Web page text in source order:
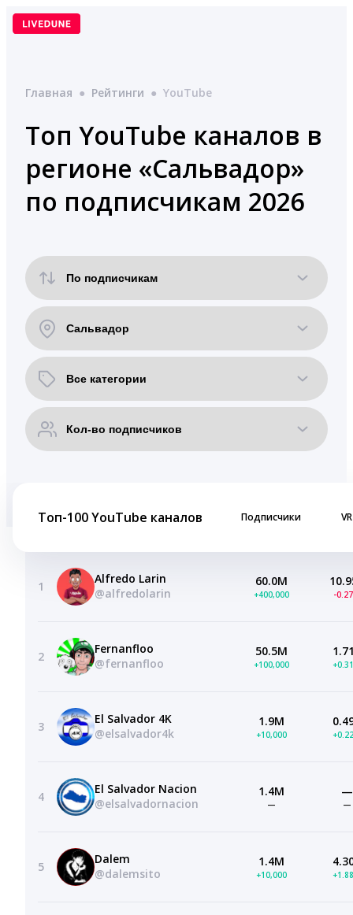
Перейти
Главная ● Рейтинги ● YouTube
Топ YouTube каналов в
регионе «Сальвадор»
по подписчикам 2026
Топ-100 YouTube каналов Подписчики VR
1
Alfredo Larin
@alfredolarin
60.0M
+400,000 -
2
Fernanfloo
@fernanfloo
50.5M
+100,000
3
El Salvador 4K
@elsalvador4k
1.9M
+10,000
4
El Salvador Nacion
@elsalvadornacion
1.4M
—
—
—
5
Dalem
@dalemsito
1.4M
+10,000